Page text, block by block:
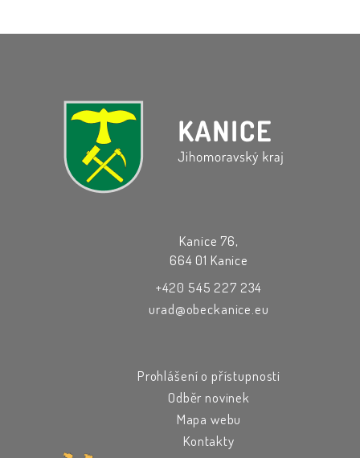
Kanice 76,
664 01 Kanice
+420 545 227 234
urad@obeckanice.eu
Prohlášení o přístupnosti
Odběr novinek
Mapa webu
Kontakty